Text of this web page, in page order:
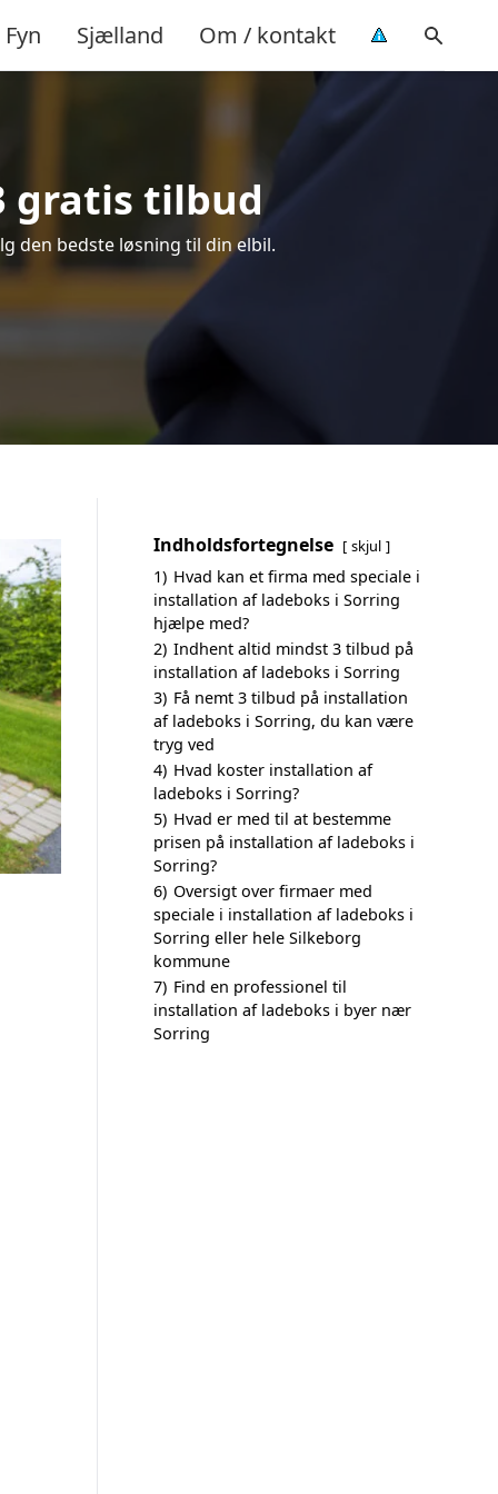
Fyn Sjælland Om / kontakt
gratis tilbud
den bedste løsning til din elbil.
Indholdsfortegnelse skjul
1) Hvad kan et firma med speciale i
installation af ladeboks i Sorring
hjælpe med?
2) Indhent altid mindst 3 tilbud på
installation af ladeboks i Sorring
3) Få nemt 3 tilbud på installation
af ladeboks i Sorring, du kan være
tryg ved
4) Hvad koster installation af
ladeboks i Sorring?
5) Hvad er med til at bestemme
prisen på installation af ladeboks i
Sorring?
6) Oversigt over firmaer med
speciale i installation af ladeboks i
Sorring eller hele Silkeborg
kommune
7) Find en professionel til
installation af ladeboks i byer nær
Sorring